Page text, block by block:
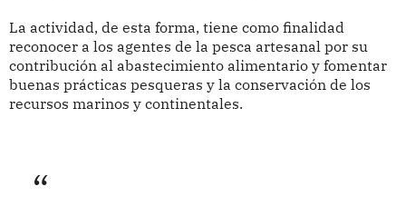
La actividad, de esta forma, tiene como finalidad
reconocer a los agentes de la pesca artesanal por su
contribución al abastecimiento alimentario y fomentar
buenas prácticas pesqueras y la conservación de los
recursos marinos y continentales.